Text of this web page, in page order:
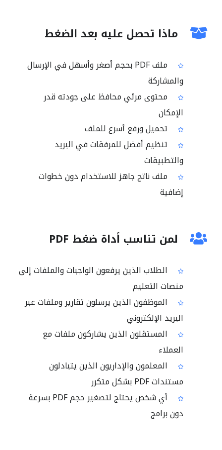
ماذا تحصل عليه بعد الضغط
ملف PDF بحجم أصغر وأسهل في الإرسال
والمشاركة
محتوى مرئي محافظ على جودته قدر
الإمكان
تحميل ورفع أسرع للملف
تنظيم أفضل للمرفقات في البريد
والتطبيقات
ملف ناتج جاهز للاستخدام دون خطوات
إضافية
لمن تناسب أداة ضغط PDF
الطلاب الذين يرفعون الواجبات والملفات إلى
منصات التعليم
الموظفون الذين يرسلون تقارير وملفات عبر
البريد الإلكتروني
المستقلون الذين يشاركون ملفات مع
العملاء
المعلمون والإداريون الذين يتبادلون
مستندات PDF بشكل متكرر
أي شخص يحتاج لتصغير حجم PDF بسرعة
دون برامج